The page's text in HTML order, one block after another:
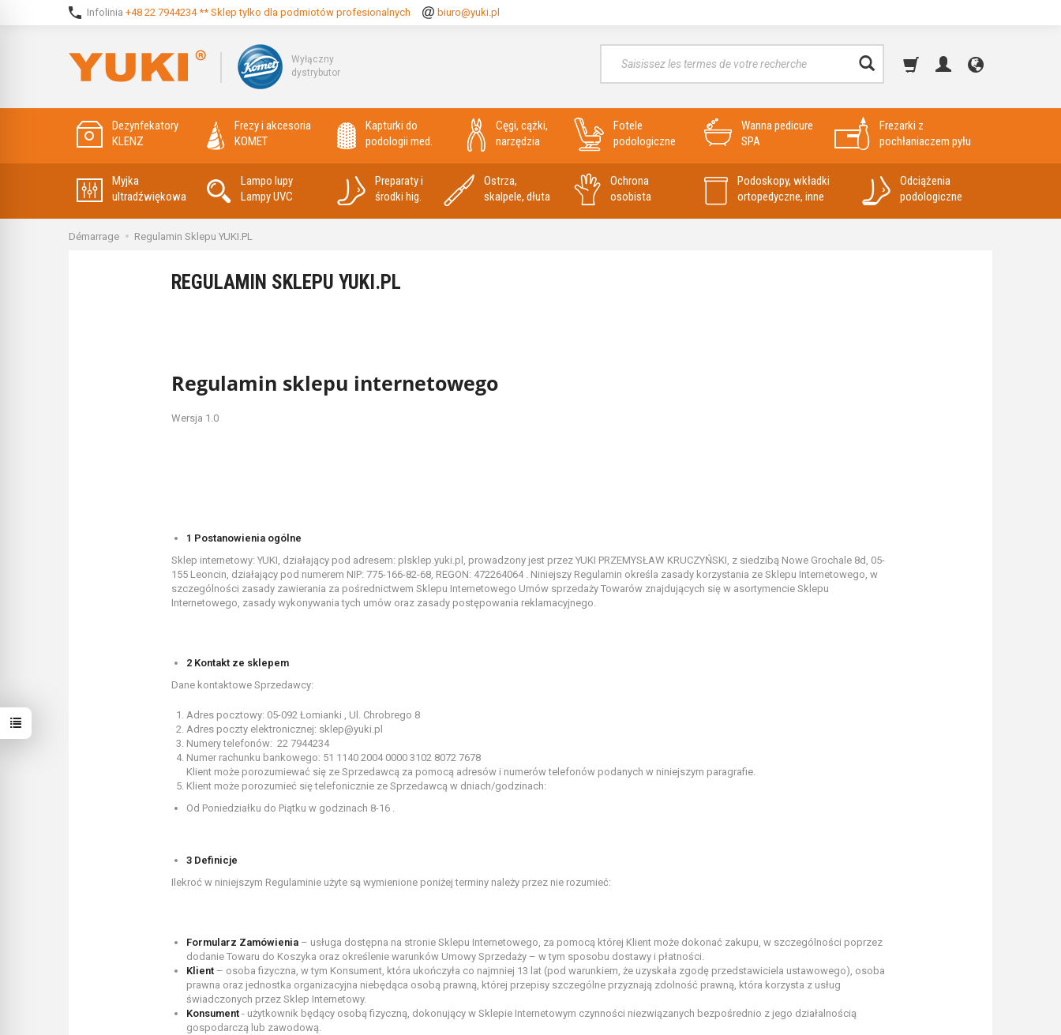
Infolinia +48 22 7944234 ** Sklep tylko dla podmiotów profesionalnych biuro@yuki.pl
Wyłączny
dystrybutor
Dezynfekatory
KLENZ
Frezy i akcesoria
KOMET
Kapturki do
podologii med.
Cęgi, cążki,
narzędzia
Fotele
podologiczne
Wanna pedicure
SPA
Frezarki z
pochłaniaczem pyłu
Myjka
ultradźwiękowa
Lampo lupy
Lampy UVC
Preparaty i
środki hig.
Ostrza,
skalpele, dłuta
Ochrona
osobista
Podoskopy, wkładki
ortopedyczne, inne
Odciążenia
podologiczne
Démarrage Regulamin Sklepu YUKI.PL
REGULAMIN SKLEPU YUKI.PL
Regulamin sklepu internetowego
Wersja 1.0
1 Postanowienia ogólne
Sklep internetowy: YUKI, działający pod adresem: plsklep.yuki.pl, prowadzony jest przez YUKI PRZEMYSŁAW KRUCZYŃSKI, z siedzibą Nowe Grochale 8d, 05-
155 Leoncin, działający pod numerem NIP: 775-166-82-68, REGON: 472264064 . Niniejszy Regulamin określa zasady korzystania ze Sklepu Internetowego, w
szczególności zasady zawierania za pośrednictwem Sklepu Internetowego Umów sprzedaży Towarów znajdujących się w asortymencie Sklepu
Internetowego, zasady wykonywania tych umów oraz zasady postępowania reklamacyjnego.
2 Kontakt ze sklepem
Dane kontaktowe Sprzedawcy:
Adres pocztowy: 05-092 Łomianki , Ul. Chrobrego 8
Adres poczty elektronicznej: sklep@yuki.pl
Numery telefonów: 22 7944234
Numer rachunku bankowego: 51 1140 2004 0000 3102 8072 7678
Klient może porozumiewać się ze Sprzedawcą za pomocą adresów i numerów telefonów podanych w niniejszym paragrafie.
Klient może porozumieć się telefonicznie ze Sprzedawcą w dniach/godzinach:
Od Poniedziałku do Piątku w godzinach 8-16 .
3 Definicje
Ilekroć w niniejszym Regulaminie użyte są wymienione poniżej terminy należy przez nie rozumieć:
Formularz Zamówienia – usługa dostępna na stronie Sklepu Internetowego, za pomocą której Klient może dokonać zakupu, w szczególności poprzez
dodanie Towaru do Koszyka oraz określenie warunków Umowy Sprzedaży – w tym sposobu dostawy i płatności.
Klient – osoba fizyczna, w tym Konsument, która ukończyła co najmniej 13 lat (pod warunkiem, że uzyskała zgodę przedstawiciela ustawowego), osoba
prawna oraz jednostka organizacyjna niebędąca osobą prawną, której przepisy szczególne przyznają zdolność prawną, która korzysta z usług
świadczonych przez Sklep Internetowy.
Konsument - użytkownik będący osobą fizyczną, dokonujący w Sklepie Internetowym czynności niezwiązanych bezpośrednio z jego działalnością
gospodarczą lub zawodową.